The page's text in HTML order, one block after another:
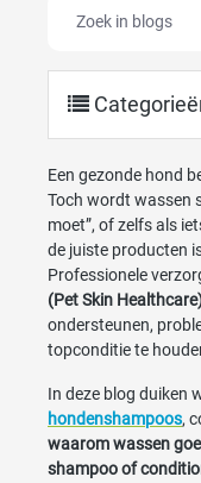
Een gezonde hond
Toch wordt wassen
moet”, of zelfs als
de juiste producten
Professionele
(Pet Skin
ondersteunen,
topconditie te
In deze blog duiken
hondenshampoos,
waarom wassen
shampoo of